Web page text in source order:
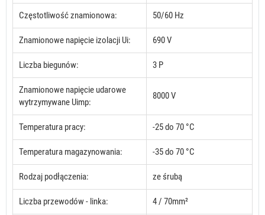
Częstotliwość znamionowa: 50/60 Hz
Znamionowe napięcie izolacji Ui: 690 V
Liczba biegunów: 3 P
Znamionowe napięcie udarowe
wytrzymywane Uimp:
8000 V
Temperatura pracy: -25 do 70 °C
Temperatura magazynowania: -35 do 70 °C
Rodzaj podłączenia: ze śrubą
Liczba przewodów - linka: 4 / 70mm²